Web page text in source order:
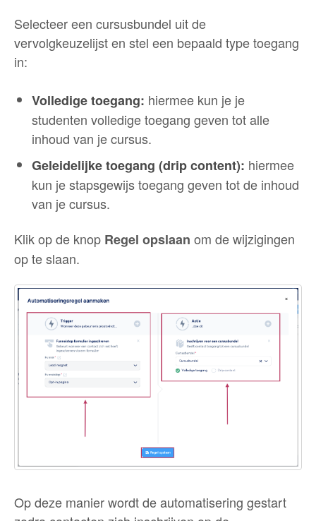
Selecteer een cursusbundel uit de
vervolgkeuzelijst en stel een bepaald type toegang
in:
Volledige toegang: hiermee kun je je
studenten volledige toegang geven tot alle
inhoud van je cursus.
Geleidelijke toegang (drip content): hiermee
kun je stapsgewijs toegang geven tot de inhoud
van je cursus.
Klik op de knop Regel opslaan om de wijzigingen
op te slaan.
Op deze manier wordt de automatisering gestart